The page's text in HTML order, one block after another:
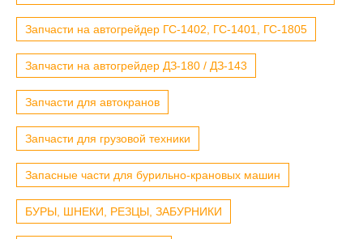
Запчасти на автогрейдер ГС-1402, ГС-1401, ГС-1805
Запчасти на автогрейдер ДЗ-180 / ДЗ-143
Запчасти для автокранов
Запчасти для грузовой техники
Запасные части для бурильно-крановых машин
БУРЫ, ШНЕКИ, РЕЗЦЫ, ЗАБУРНИКИ